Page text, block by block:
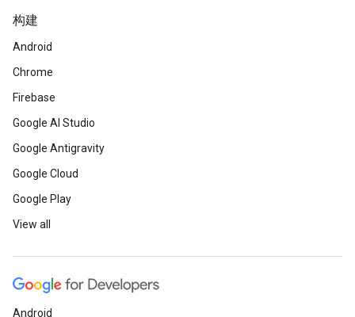
构建
Android
Chrome
Firebase
Google AI Studio
Google Antigravity
Google Cloud
Google Play
View all
Android